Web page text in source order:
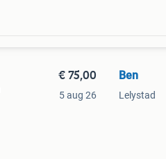
€ 75,00
5 aug 26
Ben
Lelystad